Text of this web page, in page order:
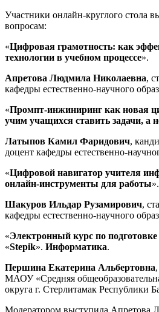
Участники онлайн-круглого стола
вопросам:
«Цифровая грамотность: как
технологии в учебном процессе».
Апретова Людмила Николаевна,
кафедры естественно-научного
«Промпт-инжиниринг как новая
учим учащихся ставить задачи, а
Латыпов Камил Фаридович,
доцент кафедры естественно-
«Цифровой навигатор учителя
онлайн-инструменты для работы».
Шакуров Ильдар Рузамирович,
кафедры естественно-научного
«Электронный курс по
«Stepik». Информатика.
Першина Екатерина Альбертовна
МАОУ «Средняя
округа г. Стерлитамак Республики
Модератором выступила Апретова